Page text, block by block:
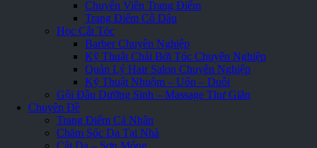
Chuyên Viên Trang Điểm
Trang Điểm Cô Dâu
Học Cắt Tóc
Barber Chuyên Nghiệp
Kỹ Thuật Chải Bới Tóc Chuyên Nghiệp
Quản Lý Hair Salon Chuyên Nghiệp
Kỹ Thuật Nhuộm – Uốn – Duỗi
Gội Đầu Dưỡng Sinh – Massage Thư Giãn
Chuyên Đề
Trang Điểm Cá Nhân
Chăm Sóc Da Tại Nhà
Cắt Da – Sơn Móng